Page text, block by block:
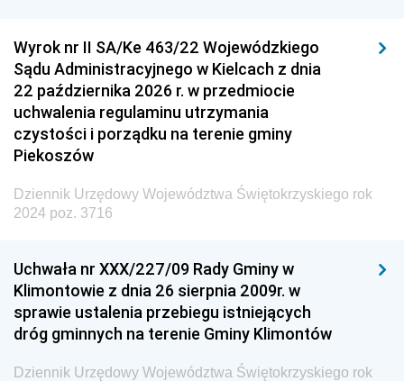
Wyrok nr II SA/Ke 463/22 Wojewódzkiego
Sądu Administracyjnego w Kielcach z dnia
22 października 2026 r. w przedmiocie
uchwalenia regulaminu utrzymania
czystości i porządku na terenie gminy
Piekoszów
Dziennik Urzędowy Województwa Świętokrzyskiego rok
2024 poz. 3716
Uchwała nr XXX/227/09 Rady Gminy w
Klimontowie z dnia 26 sierpnia 2009r. w
sprawie ustalenia przebiegu istniejących
dróg gminnych na terenie Gminy Klimontów
Dziennik Urzędowy Województwa Świętokrzyskiego rok